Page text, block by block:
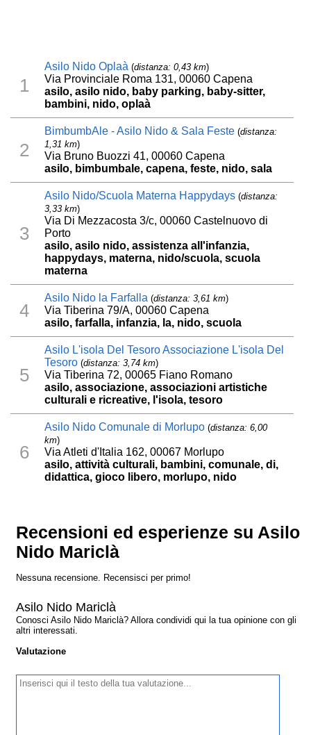
1
Asilo Nido Oplaà (distanza: 0,43 km)
Via Provinciale Roma 131, 00060 Capena
asilo, asilo nido, baby parking, baby-sitter,
bambini, nido, oplaà
2
BimbumbAle - Asilo Nido & Sala Feste (distanza:
1,31 km)
Via Bruno Buozzi 41, 00060 Capena
asilo, bimbumbale, capena, feste, nido, sala
3
Asilo Nido/Scuola Materna Happydays (distanza:
3,33 km)
Via Di Mezzacosta 3/c, 00060 Castelnuovo di
Porto
asilo, asilo nido, assistenza all'infanzia,
happydays, materna, nido/scuola, scuola
materna
4
Asilo Nido la Farfalla (distanza: 3,61 km)
Via Tiberina 79/A, 00060 Capena
asilo, farfalla, infanzia, la, nido, scuola
5
Asilo L'isola Del Tesoro Associazione L'isola Del
Tesoro (distanza: 3,74 km)
Via Tiberina 72, 00065 Fiano Romano
asilo, associazione, associazioni artistiche
culturali e ricreative, l'isola, tesoro
6
Asilo Nido Comunale di Morlupo (distanza: 6,00
km)
Via Atleti d'Italia 162, 00067 Morlupo
asilo, attività culturali, bambini, comunale, di,
didattica, gioco libero, morlupo, nido
Recensioni ed esperienze su Asilo
Nido Mariclà
Nessuna recensione. Recensisci per primo!
Asilo Nido Mariclà
Conosci Asilo Nido Mariclà? Allora condividi qui la tua opinione con gli
altri interessati.
Valutazione